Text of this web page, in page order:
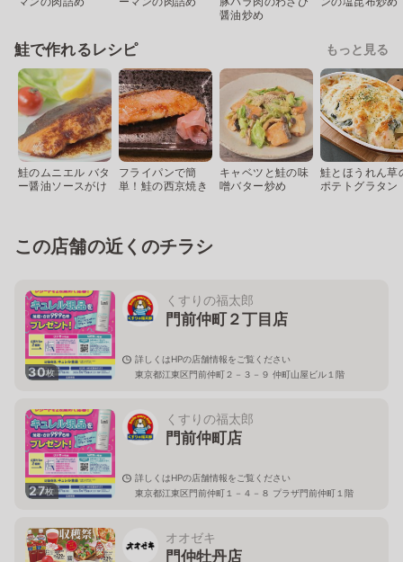
醤油炒め
鮭で作れるレシピ もっと見る
鮭のムニエル バタ
ー醤油ソースがけ
フライパンで簡
単！鮭の西京焼き
キャベツと鮭の味
噌バター炒め
鮭とほうれん草
ポテトグラタン
この店舗の近くのチラシ
30枚
くすりの福太郎
門前仲町２丁目店
詳しくはHPの店舗情報をご覧ください
東京都江東区門前仲町２－３－９ 仲町山屋ビル１階
27枚
くすりの福太郎
門前仲町店
詳しくはHPの店舗情報をご覧ください
東京都江東区門前仲町１－４－８ プラザ門前仲町１階
オオゼキ
門仲牡丹店